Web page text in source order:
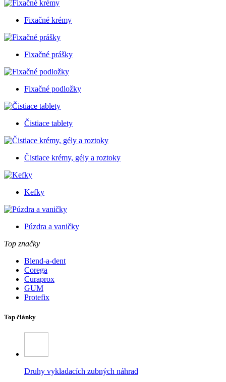
Fixačné krémy
Fixačné prášky
Fixačné podložky
Čistiace tablety
Čistiace krémy, gély a roztoky
Kefky
Púzdra a vaničky
Top značky
Blend-a-dent
Corega
Curaprox
GUM
Protefix
Top články
Druhy vykladacích zubných náhrad